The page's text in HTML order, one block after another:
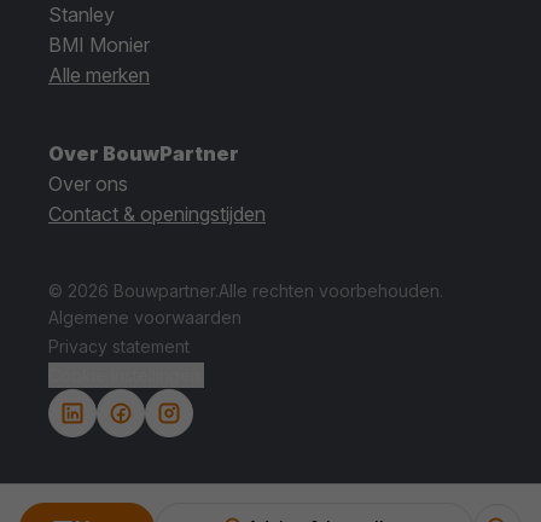
Stanley
BMI Monier
Alle merken
Over BouwPartner
Over ons
Contact & openingstijden
© 2026 Bouwpartner.Alle rechten voorbehouden.
Algemene voorwaarden
Privacy statement